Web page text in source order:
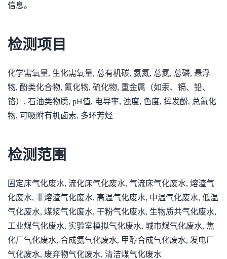
信息。
检测项目
化学需氧量, 生化需氧量, 总有机碳, 氨氮, 总氮, 总磷, 悬浮
物, 酚类化合物, 氰化物, 硫化物, 重金属（如汞、镉、铅、
铬）, 石油类物质, pH值, 电导率, 浊度, 色度, 挥发酚, 总氰化
物, 可吸附有机卤素, 多环芳烃
检测范围
固定床气化废水, 流化床气化废水, 气流床气化废水, 熔渣气
化废水, 非熔渣气化废水, 高温气化废水, 中温气化废水, 低温
气化废水, 煤浆气化废水, 干粉气化废水, 生物质共气化废水,
工业煤气化废水, 实验室模拟气化废水, 城市煤气化废水, 焦
化厂气化废水, 合成氨气化废水, 甲醇合成气化废水, 发电厂
气化废水, 废弃物气化废水, 清洁煤气化废水